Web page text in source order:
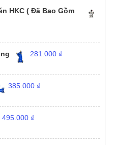
HKC ( Đã Bao Gồm
281.000 ₫
385.000 ₫
495.000 ₫